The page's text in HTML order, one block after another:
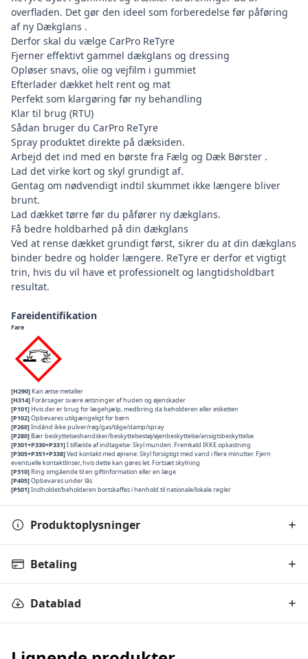
overfladen. Det gør den ideel som forberedelse før påføring
af ny Dækglans .
Derfor skal du vælge CarPro ReTyre
Fjerner effektivt gammel dækglans og dressing
Opløser snavs, olie og vejfilm i gummiet
Efterlader dækket helt rent og mat
Perfekt som klargøring før ny behandling
Klar til brug (RTU)
Sådan bruger du CarPro ReTyre
Spray produktet direkte på dæksiden.
Arbejd det ind med en børste fra Fælg og Dæk Børster .
Lad det virke kort og skyl grundigt af.
Gentag om nødvendigt indtil skummet ikke længere bliver
brunt.
Lad dækket tørre før du påfører ny dækglans.
Få bedre holdbarhed på din dækglans
Ved at rense dækket grundigt først, sikrer du at din dækglans
binder bedre og holder længere. ReTyre er derfor et vigtigt
trin, hvis du vil have et professionelt og langtidsholdbart
resultat.
Fareidentifikation
Fare
[H290]Kan ætse metaller
[H314]Forårsager svære ætsninger af huden og øjenskader
[P101]Hvis der er brug for lægehjælp, medbring da beholderen eller etiketten
[P102]Opbevares utilgængeligt for børn
[P260]Indånd ikke pulver/røg/gas/tåge/damp/spray
[P280]Bær beskyttelseshandsker/beskyttelsestøj/øjenbeskyttelse/ansigtsbeskyttelse
[P301+P330+P331]I tilfælde af indtagelse: Skyl munden. Fremkald IKKE opkastning
[P305+P351+P338]Ved kontakt med øjnene: Skyl forsigtigt med vand i flere minutter. Fjern
eventuelle kontaktlinser, hvis dette kan gøres let. Fortsæt skylning
[P310]Ring omgående til en giftinformation eller en læge
[P405]Opbevares under lås
[P501]Indholdet/beholderen bortskaffes i henhold til nationale/lokale regler
Produktoplysninger
Betaling
Datablad